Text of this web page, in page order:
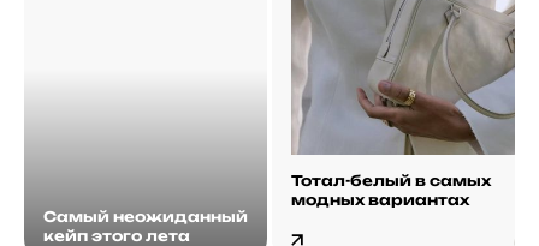
Самый неожиданный
кейп этого лета
Тотал-белый в самых
модных вариантах